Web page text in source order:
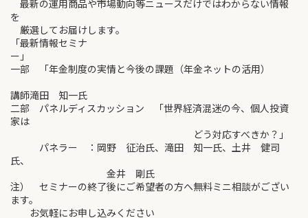
最新の運用商品や市場動向等ニュースだけではわからない情報
を
厳選してお届けします。
「最新情報セミナ
ー」
一部 「年金制度の実情と今後の課題（年金ネットの活用）
講師滝田 知一氏
二部 パネルディスカッション 「世界経済混迷の今、個人投資
家は
どう対応すべきか？」
パネラー ：岡野 征治氏、滝田 知一氏、土井 健司
氏、
金井 剛氏
注） セミナーの終了後にご希望者の方へ無料ミニ相談がござい
ます。
お気軽にお申し込みください